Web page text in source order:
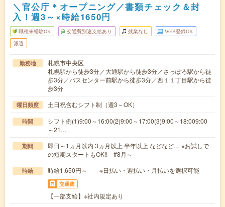
＼官公庁＊オープニング／書類チェック＆封
入！週3～×時給1650円
職種未経験OK 交通費別途支給あり 残業なし WEB登録OK
派遣
勤務地
札幌市中央区
札幌駅から徒歩3分／大通駅から徒歩3分／さっぽろ駅から徒
歩3分／バスセンター前駅から徒歩3分／西１１丁目駅から徒
歩3分
曜日頻度 土日祝含むシフト制（週3～OK）
時間
シフト例(1)9:00～16:00(2)9:00～17:00(3)9:00～18:009:00
～21…
期間
即日～1ヵ月以内 3ヵ月以上 半年以上 などなど… ※お試しで
の短期スタートもOK!! #8月～
時給 時給1,650円～ ※日払い・週払い・月払いを選択可能
交通費
【一部支給】※社内規定あり